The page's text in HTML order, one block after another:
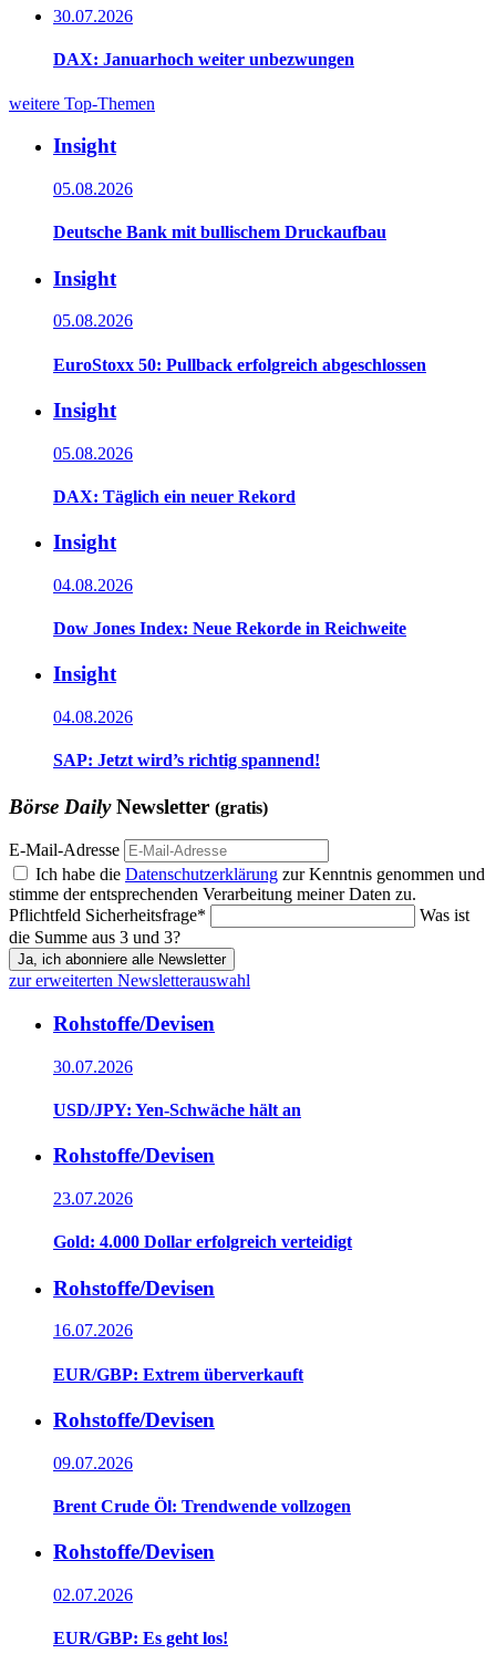
30.07.2026
DAX: Januarhoch weiter unbezwungen
weitere Top-Themen
Insight
05.08.2026
Deutsche Bank mit bullischem Druckaufbau
Insight
05.08.2026
EuroStoxx 50: Pullback erfolgreich abgeschlossen
Insight
05.08.2026
DAX: Täglich ein neuer Rekord
Insight
04.08.2026
Dow Jones Index: Neue Rekorde in Reichweite
Insight
04.08.2026
SAP: Jetzt wird’s richtig spannend!
Börse DailyNewsletter (gratis)
E-Mail-Adresse
Ich habe die Datenschutzerklärung zur Kenntnis genommen und
stimme der entsprechenden Verarbeitung meiner Daten zu.
Pflichtfeld Sicherheitsfrage*
Was ist
die Summe aus 3 und 3?
Ja, ich abonniere alle Newsletter
zur erweiterten Newsletterauswahl
Rohstoffe/Devisen
30.07.2026
USD/JPY: Yen-Schwäche hält an
Rohstoffe/Devisen
23.07.2026
Gold: 4.000 Dollar erfolgreich verteidigt
Rohstoffe/Devisen
16.07.2026
EUR/GBP: Extrem überverkauft
Rohstoffe/Devisen
09.07.2026
Brent Crude Öl: Trendwende vollzogen
Rohstoffe/Devisen
02.07.2026
EUR/GBP: Es geht los!